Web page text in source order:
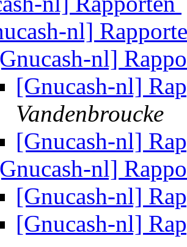
nl]
nl]
[Gnucash-nl]
Vandenbroucke
[Gnucash-nl]
nl]
[Gnucash-nl]
[Gnucash-nl]